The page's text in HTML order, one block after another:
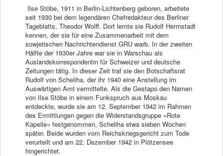
Ilse Stöbe, 1911 in Berlin-Lichtenberg geboren, arbeitete
seit 1930 bei dem legendären Chefredakteur des Berliner
Tageblatts, Theodor Wolff. Dort lernte sie Rudolf Herrnstadt
kennen, der sie für eine Zusammenarbeit mit dem
sowjetischen Nachrichtendienst GRU warb. In der zweiten
Hälfte der 1930er Jahre war sie in Warschau als
Auslandskorrespondentin für Schweizer und deutsche
Zeitungen tätig. In dieser Zeit traf sie den Botschaftsrat
Rudolf von Scheliha, der ihr 1940 eine Anstellung im
Auswärtigen Amt vermittelte. Als die Gestapo den Namen
von Ilse Stöbe in einem Funkspruch aus Moskau
entdeckte, wurde sie am 12. September 1942 im Rahmen
des Ermittlungen gegen die Widerstandsgruppe »Rote
Kapelle« festgenommen, Scheliha etwa sieben Wochen
später. Beide wurden vom Reichskriegsgericht zum Tode
verurteilt und am 22. Dezember 1942 in Plötzensee
hingerichtet.